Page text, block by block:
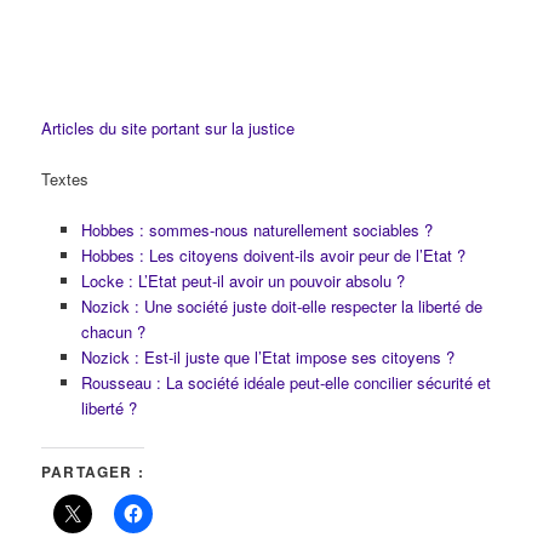
Articles du site portant sur la justice
Textes
Hobbes : sommes-nous naturellement sociables ?
Hobbes : Les citoyens doivent-ils avoir peur de l’Etat ?
Locke : L’Etat peut-il avoir un pouvoir absolu ?
Nozick : Une société juste doit-elle respecter la liberté de
chacun ?
Nozick : Est-il juste que l’Etat impose ses citoyens ?
Rousseau : La société idéale peut-elle concilier sécurité et
liberté ?
PARTAGER :